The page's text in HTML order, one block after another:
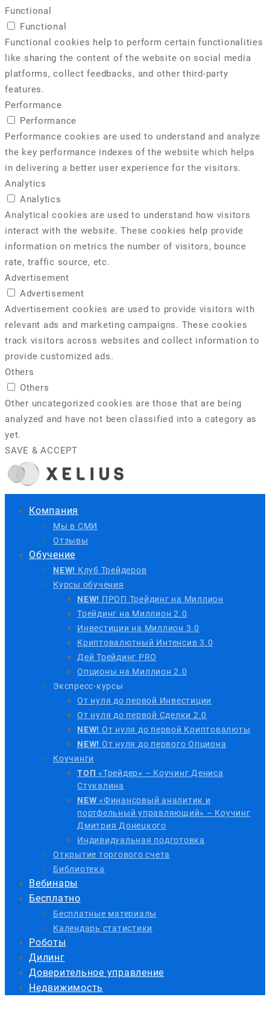
Functional
Functional
Functional cookies help to perform certain functionalities
like sharing the content of the website on social media
platforms, collect feedbacks, and other third-party
features.
Performance
Performance
Performance cookies are used to understand and analyze
the key performance indexes of the website which helps
in delivering a better user experience for the visitors.
Analytics
Analytics
Analytical cookies are used to understand how visitors
interact with the website. These cookies help provide
information on metrics the number of visitors, bounce
rate, traffic source, etc.
Advertisement
Advertisement
Advertisement cookies are used to provide visitors with
relevant ads and marketing campaigns. These cookies
track visitors across websites and collect information to
provide customized ads.
Others
Others
Other uncategorized cookies are those that are being
analyzed and have not been classified into a category as
yet.
SAVE & ACCEPT
Компания
Мы в СМИ
Отзывы
Обучение
NEW! Клуб Трейдеров
Курсы обучения
NEW! ПРОП Трейдинг на Миллион
Трейдинг на Миллион 2.0
Инвестиции на Миллион 3.0
Криптовалютный Интенсив 3.0
Дей Трейдинг PRO
Опционы на Миллион 2.0
Экспресс-курсы
От нуля до первой Инвестиции
От нуля до первой Сделки 2.0
NEW! От нуля до первой Криптовалюты
NEW! От нуля до первого Опциона
Коучинги
ТОП «Трейдер» – Коучинг Дениса
Стукалина
NEW «Финансовый аналитик и
портфельный управляющий» – Коучинг
Дмитрия Донецкого
Индивидуальная подготовка
Открытие торгового счета
Библиотека
Вебинары
Бесплатно
Бесплатные материалы
Календарь статистики
Роботы
Дилинг
Доверительное управление
Недвижимость